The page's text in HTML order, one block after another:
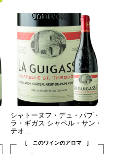
シャトーヌフ・デュ・パプ・
ラ・ギガス シャペル・サン・
テオ...
[ このワインのアロマ ]